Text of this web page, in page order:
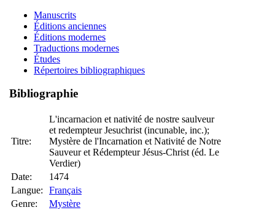
Manuscrits
Éditions anciennes
Éditions modernes
Traductions modernes
Études
Répertoires bibliographiques
Bibliographie
Titre:
L'incarnacion et nativité de nostre saulveur
et redempteur Jesuchrist (incunable, inc.);
Mystère de l'Incarnation et Nativité de Notre
Sauveur et Rédempteur Jésus-Christ (éd. Le
Verdier)
Date:
1474
Langue:
Français
Genre:
Mystère